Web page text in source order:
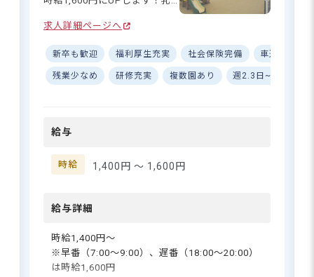
休から復帰しています♪ ピア
不得意を考慮した配置で、あ
なたの個性を活かした保育が
できます。
年間休日127日＆平均勤続9.02
完備、2階屋根部分には人工芝
が広がる屋上庭園があり、子
どもたちも職員も1年中快適に
過ごすことができる環境が整
求心を育み、小学校生活へと
ができるように心がけていま
す。
求人詳細ページへ
新卒も歓迎 福利厚生充実 社会保険完備 車通勤可
残業少なめ 研修充実 複数園あり 週2.3日~OK
給与
時給 1,400円 〜 1,600円
給与詳細
時給1,400円～
※早番（7:00～9:00）、遅番（18:00～20:00）
は時給1,600円